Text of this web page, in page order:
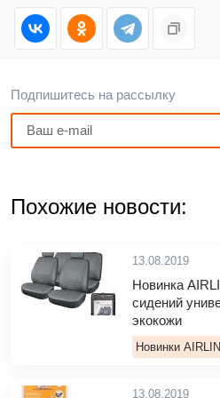
Подпишитесь на рассылку
Похожие новости:
13.08.2019
Новинка
сидений
экокожи
Новинки
13.08.2019